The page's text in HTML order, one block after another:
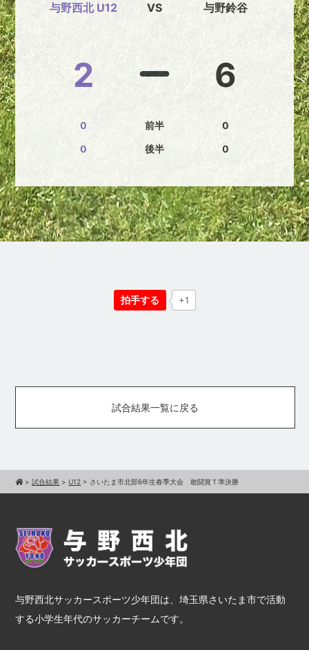
与野西北 U12
2
0
0
VS
前半
後半
与野鈴谷
6
0
0
拍手する +1
試合結果一覧に戻る
>試合結果 > U12 > さいたま市北部6年生春季大会 敢闘賞Ｔ準決勝
与野西北サッカースポーツ少年団は、埼玉県さいたま市で活動
する小学生年代のサッカーチームです。